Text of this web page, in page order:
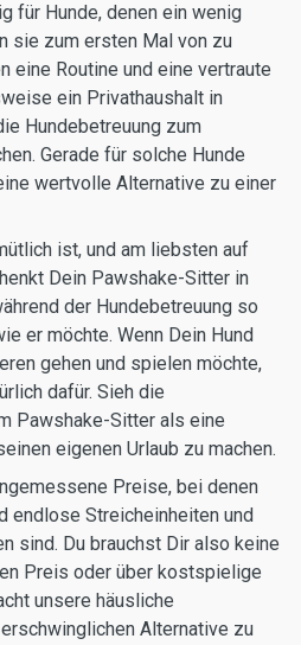
für Hunde, denen ein wenig
sie zum ersten Mal von zu
eine Routine und eine vertraute
ein Privathaushalt in
Hundebetreuung zum
Gerade für solche Hunde
wertvolle Alternative zu einer
ist, und am liebsten auf
Dein Pawshake-Sitter in
der Hundebetreuung so
er möchte. Wenn Dein Hund
gehen und spielen möchte,
dafür. Sieh die
Pawshake-Sitter als eine
eigenen Urlaub zu machen.
Preise, bei denen
endlose Streicheinheiten und
sind. Du brauchst Dir also keine
Preis oder über kostspielige
unsere häusliche
Alternative zu